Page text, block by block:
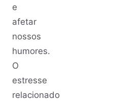
e
afetar
nossos
humores.
O
estresse
relacionado